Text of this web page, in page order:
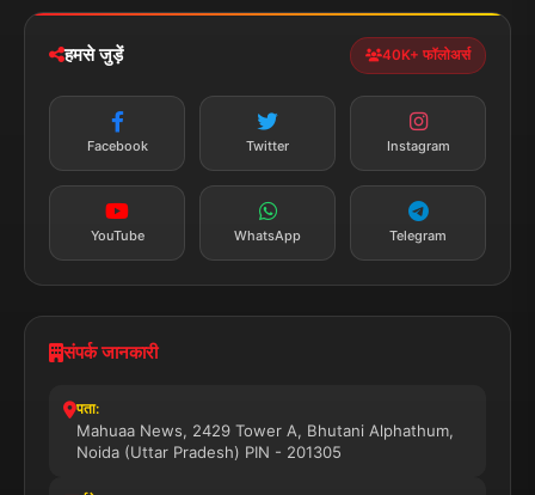
न्यूज़ अलर्ट
तत्काल अपडेट
सब्सक्राइब करें
हमसे जुड़ें 40K+ फॉलोअर्स
Facebook Twitter Instagram
YouTube WhatsApp Telegram
संपर्क जानकारी
पता:
Mahuaa News, 2429 Tower A, Bhutani Alphathum,
Noida (Uttar Pradesh) PIN - 201305